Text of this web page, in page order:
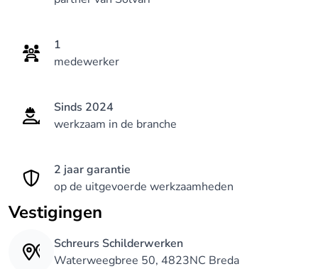
Uw woning of monument verdient de beste zorg en
afwerking – die lever ik.
1
medewerker
Sinds 2024
werkzaam in de branche
2 jaar garantie
op de uitgevoerde werkzaamheden
Vestigingen
Schreurs Schilderwerken
Waterweegbree 50, 4823NC Breda